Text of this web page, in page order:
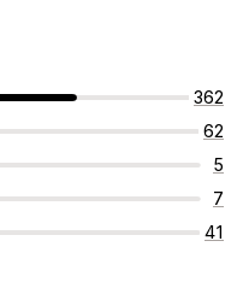
362
62
5
7
41